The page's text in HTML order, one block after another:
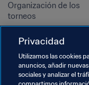
Organización de los
torneos
Derechos humanos y
contra la
Salud y atención
Privacidad
Utilizamos las cookies
anuncios, añadir
sociales y analizar el